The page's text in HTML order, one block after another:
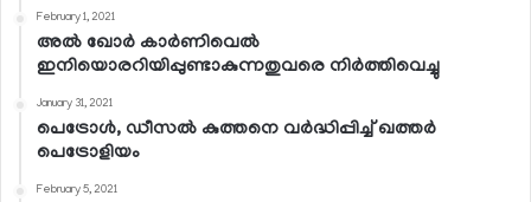
February 1, 2021
അല്‍ ഖോര്‍ കാര്‍ണിവെല്‍
ഇനിയൊരറിയിപ്പുണ്ടാകുന്നതുവരെ നിര്‍ത്തിവെച്ചു
January 31, 2021
പെട്രോള്‍, ഡീസല്‍ കുത്തനെ വര്‍ദ്ധിപ്പിച്ച് ഖത്തര്‍
പെട്രോളിയം
February 5, 2021